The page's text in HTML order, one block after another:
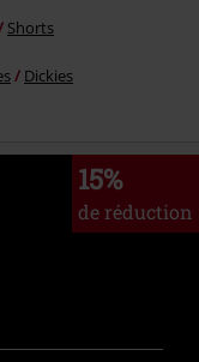
Shorts
Dickies
15%
de réduction